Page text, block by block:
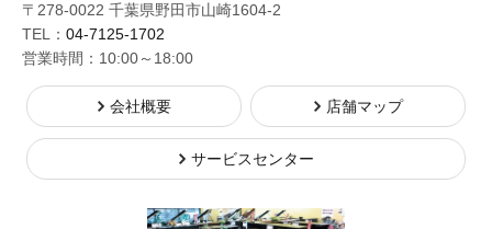
〒278-0022 千葉県野田市山崎1604-2
TEL： 04-7125-1702
営業時間：10:00～18:00
会社概要 店舗マップ
サービスセンター